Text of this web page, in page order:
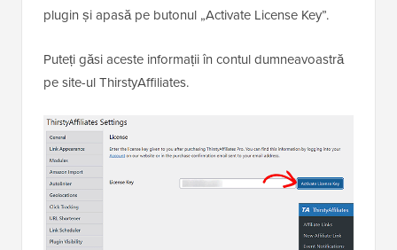
plugin și apasă pe butonul „Activate License Key”.
Puteți găsi aceste informații în contul dumneavoastră
pe site-ul ThirstyAffiliates.